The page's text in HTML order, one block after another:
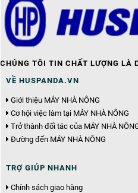
CHÚNG TÔI TIN CHẤT LƯỢNG LÀ
VỀ HUSPANDA.VN
Giới thiệu MÁY NHÀ NÔNG
Cơ hội việc làm tại MÁY NHÀ NÔNG
Trở thành đối tác của MÁY NHÀ
Đường đến MÁY NHÀ NÔNG
TRỢ GIÚP NHANH
Chính sách giao hàng